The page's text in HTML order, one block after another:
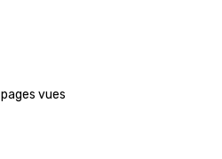
pages vues